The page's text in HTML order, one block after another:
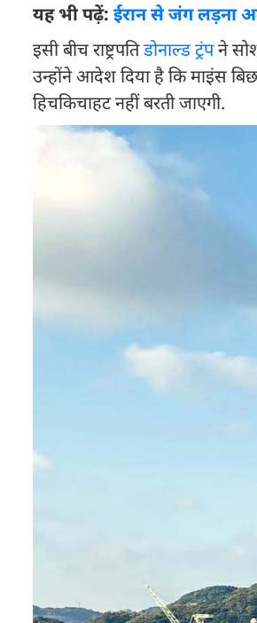
यह भी पढ़ें: ईरान से जंग लड़ना
इसी बीच राष्ट्रपतिडोनाल्ड ट्रंपने
उन्होंने आदेश दिया है कि माइंस
हिचकिचाहट नहीं बरती जाएगी.